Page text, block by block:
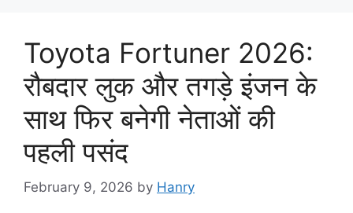
Toyota Fortuner 2026:
रौबदार लुक और तगड़े इंजन के
साथ फिर बनेगी नेताओं की
पहली पसंद
February 9, 2026 by Hanry